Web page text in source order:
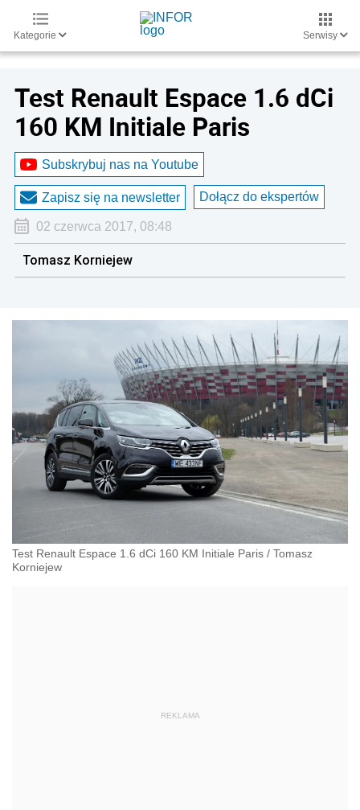
Kategorie Serwisy
Test Renault Espace 1.6 dCi
160 KM Initiale Paris
Subskrybuj nas na Youtube
Zapisz się na newsletter Dołącz do ekspertów
02 czerwca 2017, 08:48
Tomasz Korniejew
Test Renault Espace 1.6 dCi 160 KM Initiale Paris / Tomasz
Korniejew